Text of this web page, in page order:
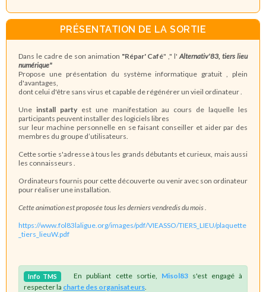
PRÉSENTATION DE LA SORTIE
Dans le cadre de son animation "Répar' Café" ," l'Alternativ'83, tiers lieu
numérique"
Propose une présentation du système informatique gratuit , plein
d'avantages,
dont celui d'être sans virus et capable de régénérer un vieil ordinateur .
Uneinstall party est une manifestation au cours de laquelle les
participants peuvent installer des logiciels libres
sur leur machine personnelle en se faisant conseiller et aider par des
membres du groupe d’utilisateurs.
Cette sortie s'adresse à tous les grands débutants et curieux, mais aussi
les connaisseurs .
Ordinateurs fournis pour cette découverte ou venir avec son ordinateur
pour réaliser une installation.
Cette animation est proposée tous les derniers vendredis du mois .
https://www.fol83laligue.org/images/pdf/VIEASSO/TIERS_LIEU/plaquette
_tiers_lieuW.pdf
Info TMS En publiant cette sortie, Misol83s'est engagé à
respecter la charte des organisateurs